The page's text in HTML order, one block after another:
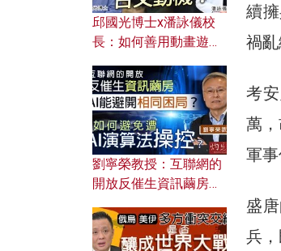
續
禍
考
萬
軍
盛
兵
邱國光博士x潘詠儀校
長：如何善用動畫遊戲
劉寧榮教授：互聯網的
開放反催生資訊繭房，
何避免遭AI演算法操
控？